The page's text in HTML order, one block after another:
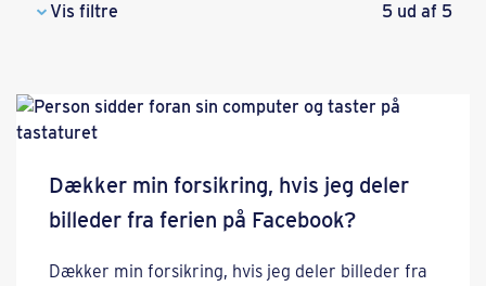
Vis filtre 5 ud af 5
Dækker min forsikring, hvis jeg deler
billeder fra ferien på Facebook?
Dækker min forsikring, hvis jeg deler billeder fra